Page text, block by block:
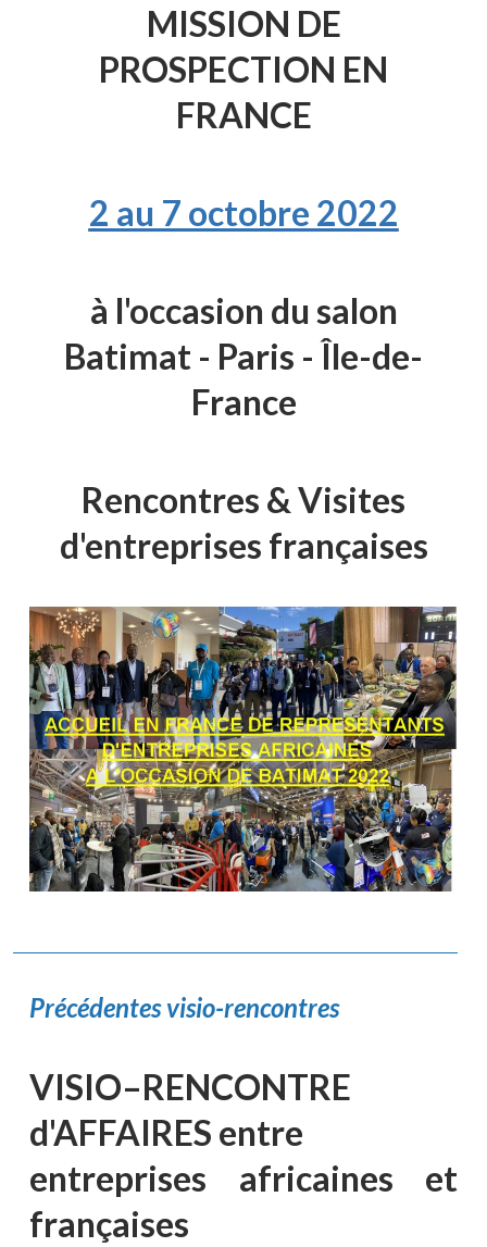
MISSION DE
PROSPECTION EN
FRANCE
2 au 7 octobre 2022
à l'occasion du salon
Batimat - Paris - Île-de-
France
Rencontres & Visites
d'entreprises françaises
Précédentes visio-rencontres
VISIO–RENCONTRE
d'AFFAIRES entre
entreprises africaines et
françaises